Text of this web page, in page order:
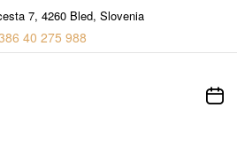
7, 4260 Bled, Slovenia
40 275 988